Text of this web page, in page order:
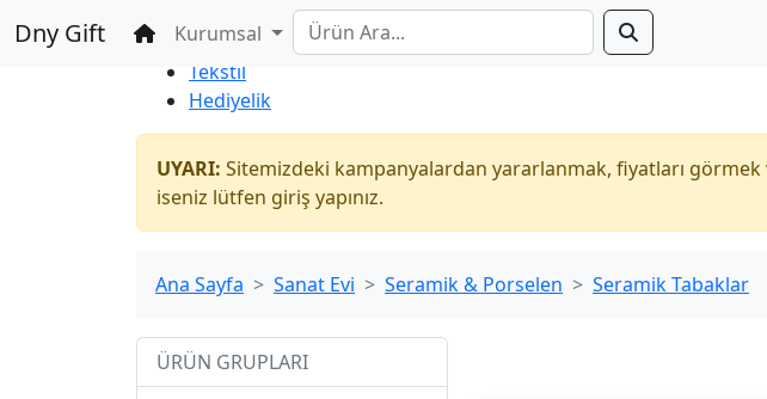
Dny Gift Ana Sayfa
Kurumsal
%100 GüvenliToptanAlışveriş
İndirim Market
Tekstil
Hediyelik
UYARI: Sitemizdeki kampanyalardan yararlanmak, fiyatları
iseniz lütfen giriş yapınız.
Ana Sayfa Sanat Evi Seramik & Porselen Seramik Tabaklar
ÜRÜN GRUPLARI